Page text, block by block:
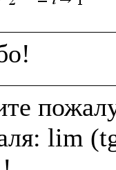
lim